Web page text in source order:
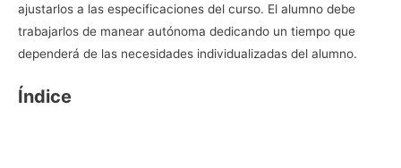
ajustarlos a las especificaciones del curso. El alumno debe
trabajarlos de manear autónoma dedicando un tiempo que
dependerá de las necesidades individualizadas del alumno.
Índice